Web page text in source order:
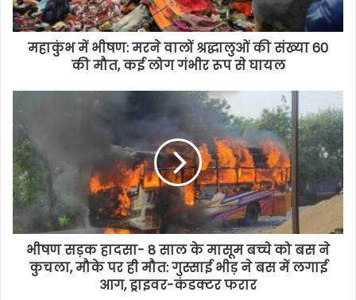
महाकुंभ में भीषण: मरने वालों श्रद्धालुओं की संख्या 60
की मौत, कई लोग गंभीर रूप से घायल
भीषण सड़क हादसा- 8 साल के मासूम बच्चे को बस ने
कुचला, मौके पर ही मौत: गुस्साई भीड़ ने बस में लगाई
आग, ड्राइवर-कंडक्टर फरार